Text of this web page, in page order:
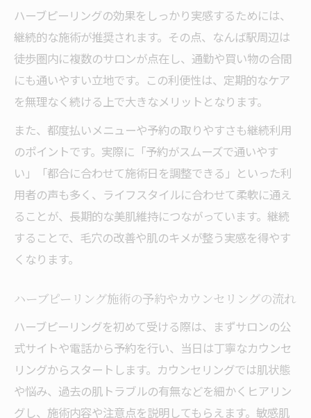
ハーブピーリングの効果をしっかり実感するためには、
継続的な施術が推奨されます。その点、なんば駅周辺は
徒歩圏内に複数のサロンが点在し、通勤や買い物の合間
にも通いやすい立地です。この利便性は、定期的なケア
を無理なく続ける上で大きなメリットとなります。
また、都度払いメニューや予約の取りやすさも継続利用
のポイントです。実際に「予約がスムーズで通いやす
い」「都合に合わせて施術日を調整できる」といった利
用者の声も多く、ライフスタイルに合わせて柔軟に通え
ることが、長期的な美肌維持につながっています。継続
することで、毛穴の改善や肌のキメが整う実感を得やす
くなります。
ハーブピーリング施術の予約やカウンセリングの流れ
ハーブピーリングを初めて受ける際は、まずサロンの公
式サイトや電話から予約を行い、当日は丁寧なカウンセ
リングからスタートします。カウンセリングでは肌状態
や悩み、過去の肌トラブルの有無などを細かくヒアリン
グし、施術内容や注意点を説明してもらえます。敏感肌